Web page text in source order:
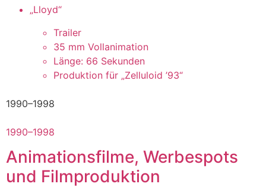
„Lloyd“
Trailer
35 mm Vollanimation
Länge: 66 Sekunden
Produktion für „Zelluloid ’93“
1990–1998
1990–1998
Animationsfilme, Werbespots
und Filmproduktion